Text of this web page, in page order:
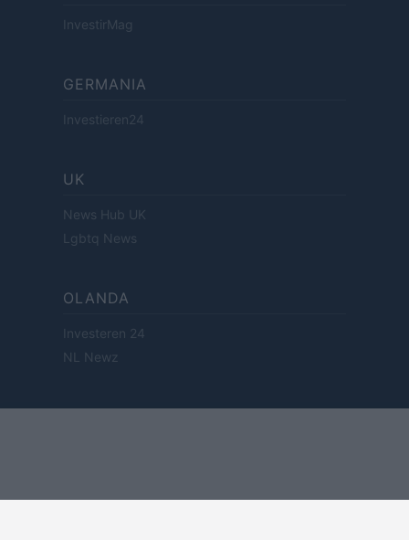
InvestirMag
GERMANIA
Investieren24
UK
News Hub UK
Lgbtq News
OLANDA
Investeren 24
NL Newz